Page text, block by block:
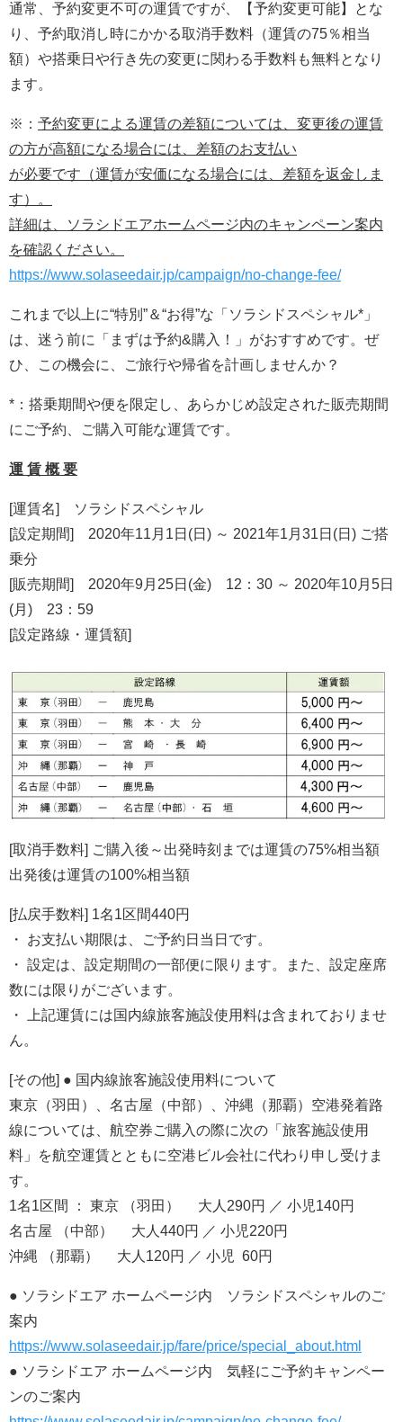
通常、予約変更不可の運賃ですが、【予約変更可能】とな
り、予約取消し時にかかる取消手数料（運賃の75％相当
額）や搭乗日や行き先の変更に関わる手数料も無料となり
ます。
※： 予約変更に よる運賃の差額については 、変更後の運賃
の方が高額になる場合には 差額のお支払い
が必要です（運賃が安価になる場合には、差額を返金しま
す）。
詳細は、ソラシドエアホームページ内のキャンペーン案内
を確認ください。
https://www.solaseedair.jp/campaign/no-change-fee/
これまで以上に“特別”＆“お得”な「ソラシドスペシャル*」
は、迷う前に「まずは予約&購入！」がおすすめです。ぜ
ひ、この機会に、ご旅行や帰省を計画しませんか？
*：搭乗期間や便を限定し、あらかじめ設定された販売期間
にご予約、ご購入可能な運賃です。
運 賃 概 要
[運賃名] ソラシドスペシャル
[設定期間] 2020年11月1日(日) ～ 2021年1月31日(日) ご搭
乗分
[販売期間] 2020年9月25日(金) 12：30 ～ 2020年10月5日
(月) 23：59
[設定路線・運賃額]
[取消手数料] ご購入後～出発時刻までは運賃の75%相当額
出発後は運賃の100%相当額
[払戻手数料] 1名1区間440円
・ お支払い期限は、ご予約日当日です。
・ 設定は、設定期間の一部便に限ります。また、設定座席
数には限りがございます。
・ 上記運賃には国内線旅客施設使用料は含まれておりませ
ん。
[その他] ● 国内線旅客施設使用料について
東京（羽田）、名古屋（中部）、沖縄（那覇）空港発着路
線については、航空券ご購入の際に次の「旅客施設使用
料」を航空運賃とともに空港ビル会社に代わり申し受けま
す。
1名1区間 ： 東京 （羽田） 大人290円 ／ 小児140円
名古屋 （中部） 大人440円 ／ 小児220円
沖縄 （那覇） 大人120円 ／ 小児 60円
● ソラシドエア ホームページ内 ソラシドスペシャルのご
案内
https://www.solaseedair.jp/fare/price/special_about.html
● ソラシドエア ホームページ内 気軽にご予約キャンペー
ンのご案内